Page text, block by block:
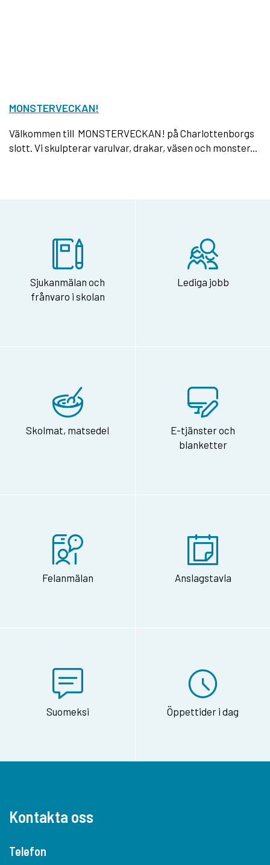
MONSTERVECKAN!
Välkommen till MONSTERVECKAN! på Charlottenborgs
slott. Vi skulpterar varulvar, drakar, väsen och monster...
Sjukanmälan och
frånvaro i skolan
Lediga jobb
Skolmat, matsedel
E-tjänster och
blanketter
Felanmälan Anslagstavla
Suomeksi Öppettider i dag
Kontakta oss
Telefon